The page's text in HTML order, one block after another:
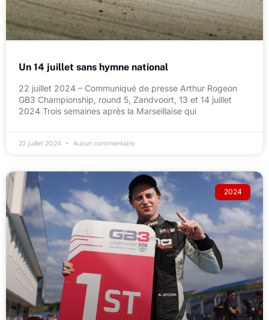
Un 14 juillet sans hymne national
22 juillet 2024 – Communiqué de presse Arthur Rogeon
GB3 Championship, round 5, Zandvoort, 13 et 14 juillet
2024 Trois semaines après la Marseillaise qui
22 juillet 2024 Aucun commentaire
2024